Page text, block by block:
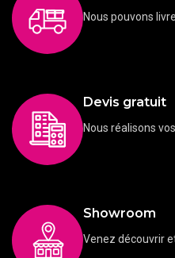
Nous pouvons
Devis gratuit
Nous réalisons
Showroom
Venez découvrir